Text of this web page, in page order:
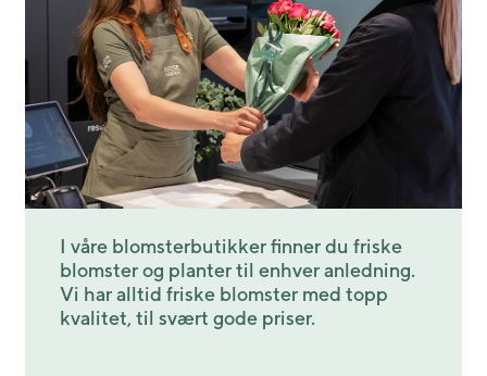
I våre blomsterbutikker finner du friske
blomster og planter til enhver anledning.
Vi har alltid friske blomster med topp
kvalitet, til svært gode priser.